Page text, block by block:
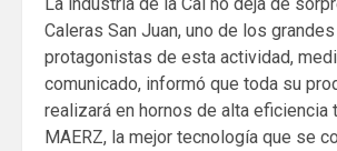
Caleras San Juan, uno de los grandes
protagonistas de esta actividad,
comunicado, informó que toda su
realizará en hornos de alta eficiencia
MAERZ, la mejor tecnología que se